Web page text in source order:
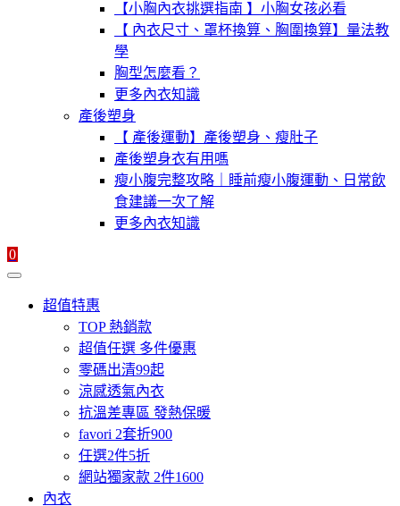
【小胸內衣挑選指南 】小胸女孩必看
【 內衣尺寸、罩杯換算、胸圍換算】量法教
學
胸型怎麼看？
更多內衣知識
產後塑身
【 產後運動】產後塑身、瘦肚子
產後塑身衣有用嗎
瘦小腹完整攻略｜睡前瘦小腹運動、日常飲
食建議一次了解
更多內衣知識
0
超值特惠
TOP 熱銷款
超值任選 多件優惠
零碼出清99起
涼感透氣內衣
抗溫差專區 發熱保暖
favori 2套折900
任選2件5折
網站獨家款 2件1600
內衣